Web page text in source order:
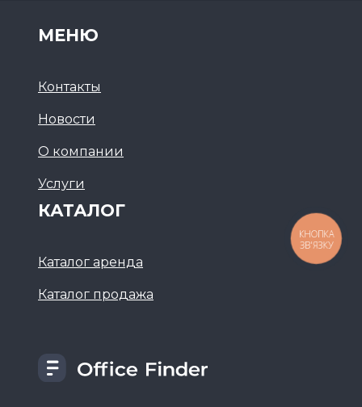
МЕНЮ
Контакты
Новости
О компании
Услуги
КАТАЛОГ
Каталог аренда
Каталог продажа
КНОПКА
ЗВ'ЯЗКУ